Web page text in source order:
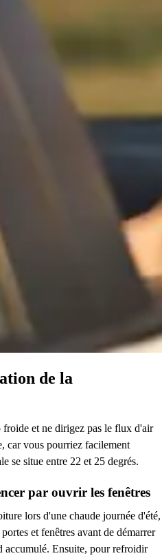
de la
et ne dirigez pas le flux d'air
car vous pourriez facilement
se situe entre 22 et 25 degrés.
par ouvrir les fenêtres
lors d'une chaude journée d'été,
et fenêtres avant de démarrer
accumulé. Ensuite, pour refroidir